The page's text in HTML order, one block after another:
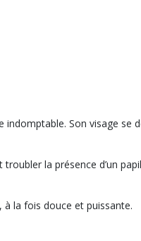
Son visage se
la présence d’un
la fois douce et puissante.